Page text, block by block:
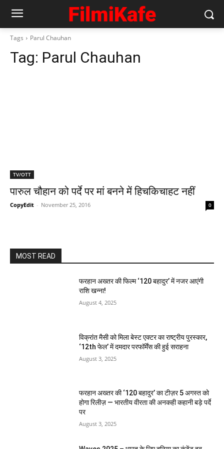
Tags Parul Chauhan
Tag: Parul Chauhan
TV/OTT
पारुल चौहान को पर्दे पर मां बनने में हिचकिचाहट नहीं
CopyEdit - November 25, 2016 0
MOST READ
फरहान अख्तर की फिल्म ‘120 बहादुर’ में नजर आएंगी
राशि खन्ना!
August 4, 2025
विक्रांत मैसी को मिला बेस्ट एक्टर का राष्ट्रीय पुरस्कार,
‘12th फेल’ में दमदार परफॉर्मेंस की हुई सराहना
August 3, 2025
फरहान अख्तर की ‘120 बहादुर’ का टीज़र 5 अगस्त को
होगा रिलीज़ — भारतीय वीरता की अनकही कहानी बड़े पर्दे
पर
August 3, 2025